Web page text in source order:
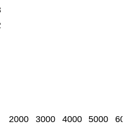
2000 3000 4000 5000